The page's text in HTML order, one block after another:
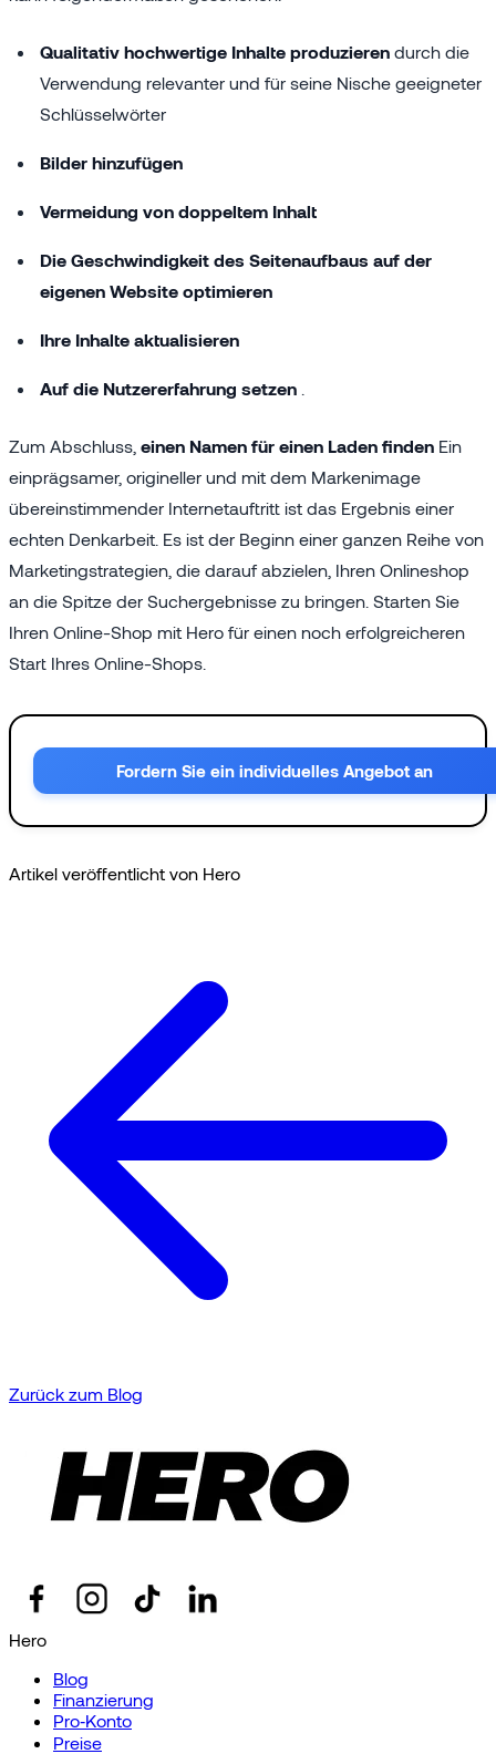
Qualitativ hochwertige Inhalte produzieren durch die
Verwendung relevanter und für seine Nische geeigneter
Schlüsselwörter
Bilder hinzufügen
Vermeidung von doppeltem Inhalt
Die Geschwindigkeit des Seitenaufbaus auf der
eigenen Website optimieren
Ihre Inhalte aktualisieren
Auf die Nutzererfahrung setzen
Zum Abschluss, einen Namen für einen Laden finden Ein
einprägsamer, origineller und mit dem Markenimage
übereinstimmender Internetauftritt ist das Ergebnis einer
echten Denkarbeit. Es ist der Beginn einer ganzen Reihe von
Marketingstrategien, die darauf abzielen, Ihren Onlineshop
an die Spitze der Suchergebnisse zu bringen. Starten Sie
Ihren Online-Shop mit Hero für einen noch erfolgreicheren
Start Ihres Online-Shops.
Fordern Sie ein individuelles Angebot an
Artikel veröffentlicht von Hero
Zurück zum Blog
Hero
Blog
Finanzierung
Pro‑Konto
Preise